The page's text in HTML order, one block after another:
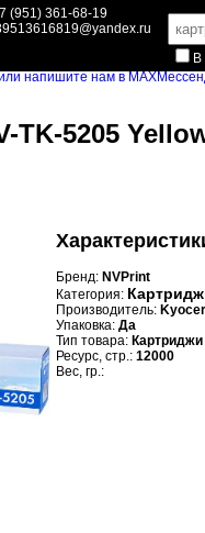
(951) 361-68-19
В
TK-5205
Бренд: NVPrint
Категория:
Производитель:
Упаковка: Да
Тип товара:
Ресурс, стр.: 12000
Вес, гр.: